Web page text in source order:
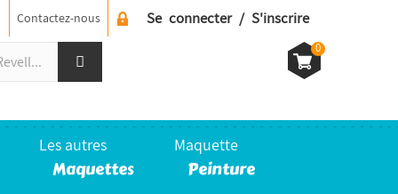
Se connecter / S'inscrire
Contactez-nous
0
Les autres
Maquettes
Maquette
Peinture